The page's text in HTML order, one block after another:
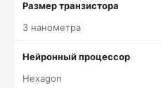
Размер транзистора
3 нанометра
Нейронный процессор
Hexagon